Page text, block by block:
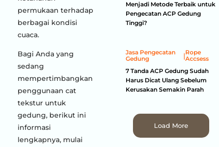
permukaan terhadap
berbagai kondisi
cuaca.
Bagi Anda yang
sedang
mempertimbangkan
penggunaan cat
tekstur untuk
gedung, berikut ini
informasi
lengkapnya, mulai
Menjadi Metode Terbaik untuk
Pengecatan ACP Gedung
Tinggi?
Jasa Pengecatan
Gedung
|Rope
Accsess
7 Tanda ACP Gedung Sudah
Harus Dicat Ulang Sebelum
Kerusakan Semakin Parah
Load More